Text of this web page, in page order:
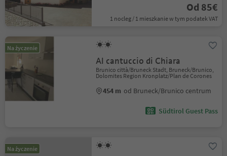
Od 85€
1 nocleg / 1 mieszkanie w tym podatek VAT
Na życzenie
Al cantuccio di Chiara
Brunico città/Bruneck Stadt, Bruneck/Brunico,
Dolomites Region Kronplatz/Plan de Corones
454 m od Bruneck/Brunico centrum
Südtirol Guest Pass
Na życzenie